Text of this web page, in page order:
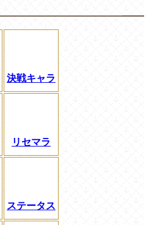
決戦キャラ
リセマラ
ステータス